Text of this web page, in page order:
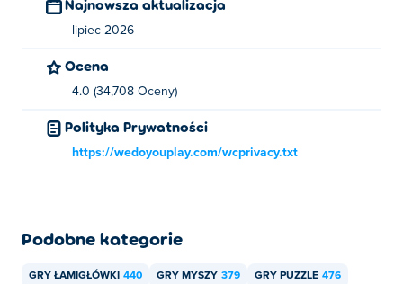
Najnowsza aktualizacja
lipiec 2026
Ocena
4.0 (34,708 Oceny)
Polityka Prywatności
https://wedoyouplay.com/wcprivacy.txt
Podobne kategorie
GRY ŁAMIGŁÓWKI 440 GRY MYSZY 379 GRY PUZZLE 476